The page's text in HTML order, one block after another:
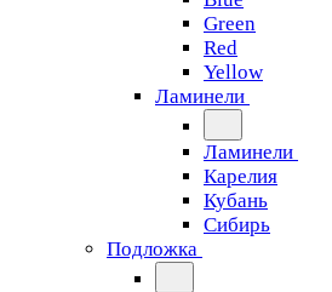
Green
Red
Yellow
Ламинели
Ламинели
Карелия
Кубань
Сибирь
Подложка